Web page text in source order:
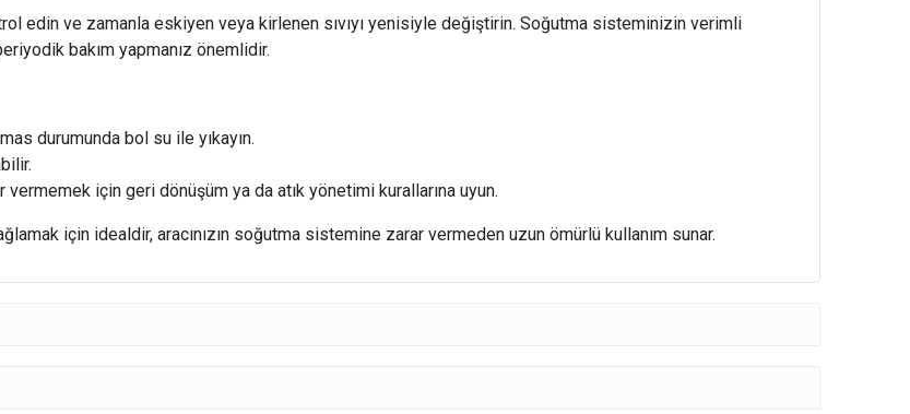
edin ve zamanla eskiyen veya kirlenen sıvıyı yenisiyle değiştirin. Soğutma sisteminizin verimli
bakım yapmanız önemlidir.
durumunda bol su ile yıkayın.
için geri dönüşüm ya da atık yönetimi kurallarına uyun.
için idealdir, aracınızın soğutma sistemine zarar vermeden uzun ömürlü kullanım sunar.